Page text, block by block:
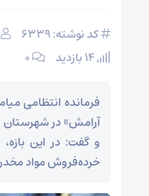
کد نوشته: 6339
۰
فرمانده انتظامی
آرامش» در
خرده‌فروش مواد